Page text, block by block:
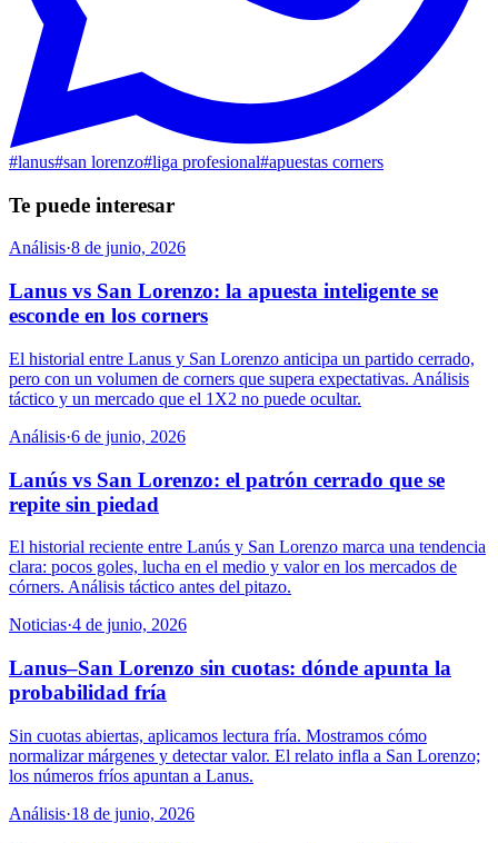
#lanus#san lorenzo#liga profesional#apuestas corners
Te puede interesar
Análisis·8 de junio, 2026
Lanus vs San Lorenzo: la apuesta inteligente se
esconde en los corners
El historial entre Lanus y San Lorenzo anticipa un partido cerrado,
pero con un volumen de corners que supera expectativas. Análisis
táctico y un mercado que el 1X2 no puede ocultar.
Análisis·6 de junio, 2026
Lanús vs San Lorenzo: el patrón cerrado que se
repite sin piedad
El historial reciente entre Lanús y San Lorenzo marca una tendencia
clara: pocos goles, lucha en el medio y valor en los mercados de
córners. Análisis táctico antes del pitazo.
Noticias·4 de junio, 2026
Lanus–San Lorenzo sin cuotas: dónde apunta la
probabilidad fría
Sin cuotas abiertas, aplicamos lectura fría. Mostramos cómo
normalizar márgenes y detectar valor. El relato infla a San Lorenzo;
los números fríos apuntan a Lanus.
Análisis·18 de junio, 2026